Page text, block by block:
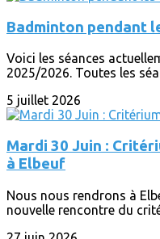
Badminton pendant
Voici les séances
2025/2026. Toutes les
5 juillet 2026
Mardi 30 Juin :
à Elbeuf
Nous nous rendrons à
nouvelle rencontre du